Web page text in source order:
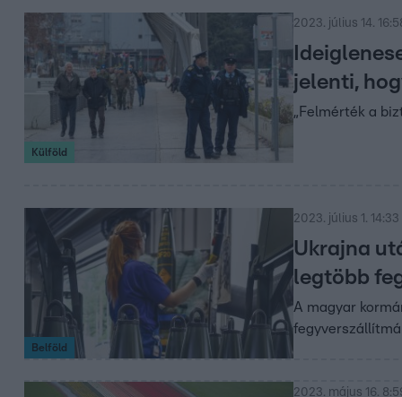
Külföld
2023. július 14.
jelenti,
„Felmérték a
Belföld
2023. július 1. 14:33
Ukrajna
legtöbb
A magyar
2023. május 16.